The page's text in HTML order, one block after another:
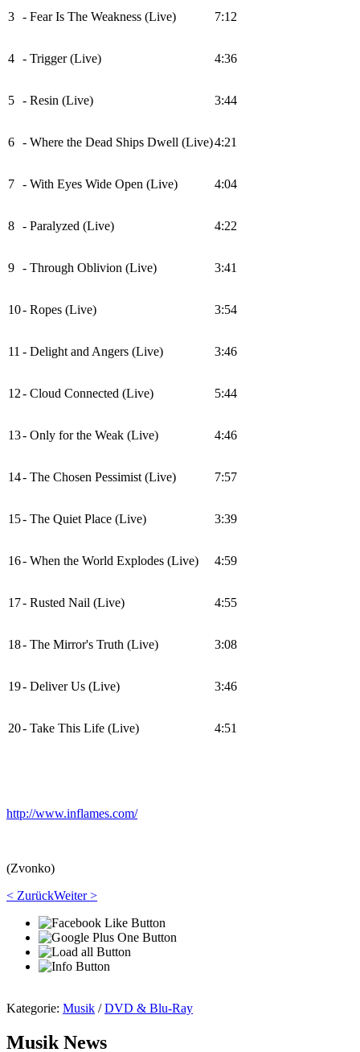
3 - Fear Is The Weakness (Live) 7:12
4 - Trigger (Live) 4:36
5 - Resin (Live) 3:44
6 - Where the Dead Ships Dwell (Live)4:21
7 - With Eyes Wide Open (Live) 4:04
8 - Paralyzed (Live) 4:22
9 - Through Oblivion (Live) 3:41
10- Ropes (Live) 3:54
11 - Delight and Angers (Live) 3:46
12- Cloud Connected (Live) 5:44
13- Only for the Weak (Live) 4:46
14- The Chosen Pessimist (Live) 7:57
15- The Quiet Place (Live) 3:39
16- When the World Explodes (Live) 4:59
17- Rusted Nail (Live) 4:55
18- The Mirror's Truth (Live) 3:08
19- Deliver Us (Live) 3:46
20- Take This Life (Live) 4:51
http://www.inflames.com/
(Zvonko)
< ZurückWeiter >
Kategorie: Musik /DVD & Blu-Ray
Musik News